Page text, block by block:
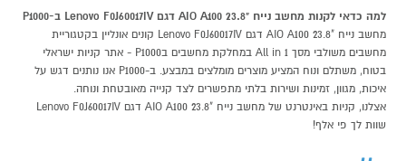
למה כדאי לקנות מחשב נייח "23.8 AIO A100 דגם Lenovo F0J60017IV ב-P1000
מחשב נייח "23.8 AIO A100 דגם Lenovo F0J60017IV קונים אונליין בקטגוריית
מחשבים משולבי מסך All in 1 במחלקת מחשבים בP1000 - אתר קניות ישראלי
בטוח, משתלם ונוח המציע מוצרים מומלצים במבצע. ב-P1000 אנו נותנים דגש על
איכות, מגוון, זמינות ושירות בלתי מתפשרים לצד קנייה מאובטחת ונוחה.
אצלנו, קניות באינטרנט של מחשב נייח "23.8 AIO A100 דגם Lenovo F0J60017IV
שוות לך פי אלף!